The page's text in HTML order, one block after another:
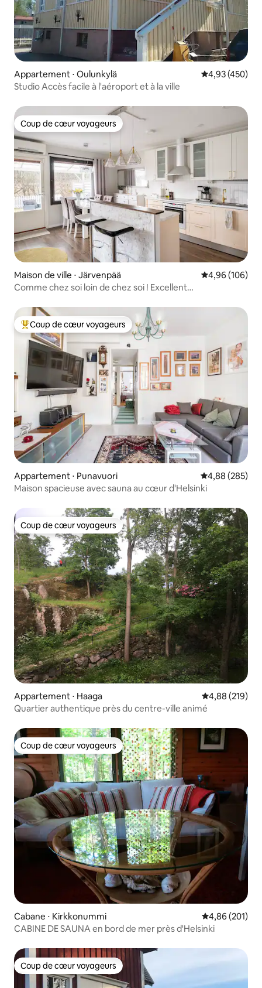
Appartement ⋅ Oulunkylä Évaluation
4,93 (450)
Studio Accès facile à l'aéroport et à la ville
Coup de cœur voyageurs
Coup de cœur voyageurs
Maison de ville ⋅ Järvenpää Évaluation
4,96 (106)
Comme chez soi loin de chez soi ! Excellent
Coups de cœur voyageurs les plus appréciés
Coup de cœur voyageurs
Appartement ⋅ Punavuori Évaluation
4,88 (285)
Maison spacieuse avec sauna au cœur d'Helsinki
Coup de cœur voyageurs
Coup de cœur voyageurs
Appartement ⋅ Haaga Évaluation
4,88 (219)
Quartier authentique près du centre-ville animé
Coup de cœur voyageurs
Coup de cœur voyageurs
Cabane ⋅ Kirkkonummi Évaluation
4,86 (201)
CABINE DE SAUNA en bord de mer près d'Helsinki
Coup de cœur voyageurs
Coup de cœur voyageurs